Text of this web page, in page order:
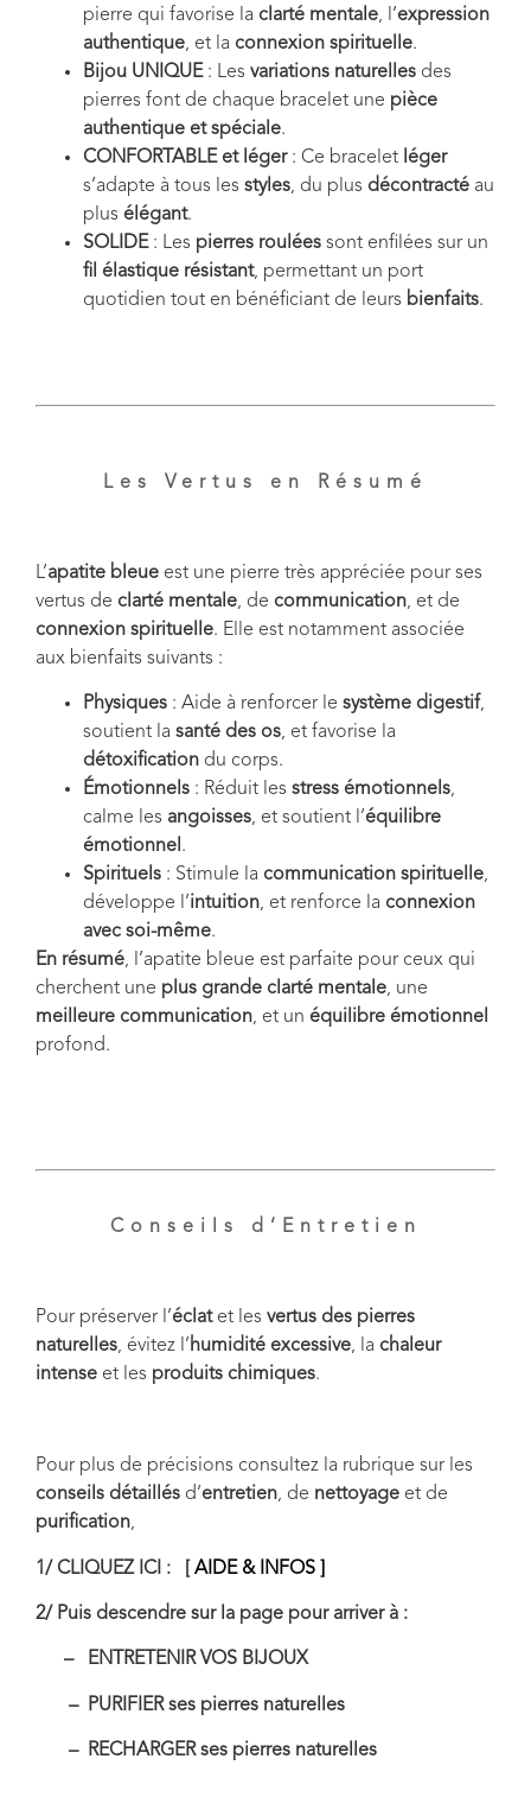
pierre qui favorise la clarté mentale, l’expression
authentique, et la connexion spirituelle.
Bijou UNIQUE: Les variations naturelles des
pierres font de chaque bracelet une pièce
authentique et spéciale.
CONFORTABLE et léger: Ce bracelet léger
s’adapte à tous les styles, du plus décontracté au
plus élégant.
SOLIDE: Les pierres roulées sont enfilées sur un
fil élastique résistant, permettant un port
quotidien tout en bénéficiant de leurs bienfaits.
Les Vertus en Résumé
L’apatite bleue est une pierre très appréciée pour ses
vertus de clarté mentale, de communication, et de
connexion spirituelle. Elle est notamment associée
aux bienfaits suivants :
Physiques : Aide à renforcer le système digestif,
soutient la santé des os, et favorise la
détoxification du corps.
Émotionnels : Réduit les stress émotionnels,
calme les angoisses, et soutient l’équilibre
émotionnel.
Spirituels : Stimule la communication spirituelle,
développe l’intuition, et renforce la connexion
avec soi-même.
En résumé, l’apatite bleue est parfaite pour ceux qui
cherchent une plus grande clarté mentale, une
meilleure communication, et un équilibre émotionnel
profond.
Conseils d’Entretien
Pour préserver l’éclatet les vertus des pierres
naturelles, évitez l’humidité excessive, la chaleur
intense et les produits chimiques.
Pour plus de précisions consultez la rubrique sur les
conseils détaillés d’entretien, de nettoyage et de
purification,
1/ CLIQUEZ ICI : [ AIDE & INFOS ]
2/ Puis descendre sur la page pour arriver à :
– ENTRETENIR VOS BIJOUX
– PURIFIER ses pierres naturelles
– RECHARGER ses pierres naturelles